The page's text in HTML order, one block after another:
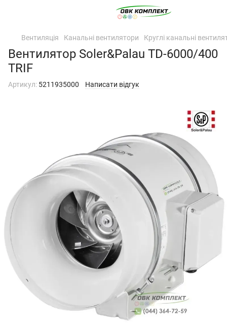
Вентиляція Канальні вентилятори Круглі канальні
Вентилятор Soler&Palau TD-6000/400
TRIF
Артикул: 5211935000 Написати відгук